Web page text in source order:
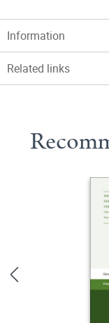
Information
Related links